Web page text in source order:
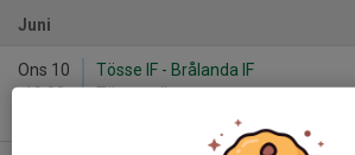
Juni
Ons 10
18:30
Tösse IF - Brålanda IF
Tössevallen